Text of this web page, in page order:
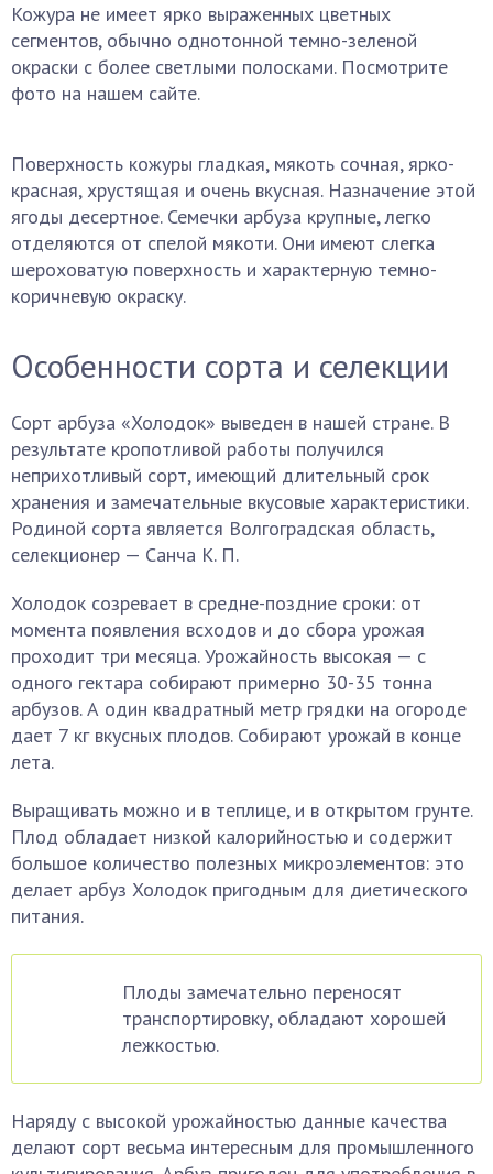
Кожура не имеет ярко выраженных цветных
сегментов, обычно однотонной темно-зеленой
окраски с более светлыми полосками. Посмотрите
фото на нашем сайте.
Поверхность кожуры гладкая, мякоть сочная, ярко-
красная, хрустящая и очень вкусная. Назначение этой
ягоды десертное. Семечки арбуза крупные, легко
отделяются от спелой мякоти. Они имеют слегка
шероховатую поверхность и характерную темно-
коричневую окраску.
Особенности сорта и селекции
Сорт арбуза «Холодок» выведен в нашей стране. В
результате кропотливой работы получился
неприхотливый сорт, имеющий длительный срок
хранения и замечательные вкусовые характеристики.
Родиной сорта является Волгоградская область,
селекционер — Санча К. П.
Холодок созревает в средне-поздние сроки: от
момента появления всходов и до сбора урожая
проходит три месяца. Урожайность высокая — с
одного гектара собирают примерно 30-35 тонна
арбузов. А один квадратный метр грядки на огороде
дает 7 кг вкусных плодов. Собирают урожай в конце
лета.
Выращивать можно и в теплице, и в открытом грунте.
Плод обладает низкой калорийностью и содержит
большое количество полезных микроэлементов: это
делает арбуз Холодок пригодным для диетического
питания.
Плоды замечательно переносят
транспортировку, обладают хорошей
лежкостью.
Наряду с высокой урожайностью данные качества
делают сорт весьма интересным для промышленного